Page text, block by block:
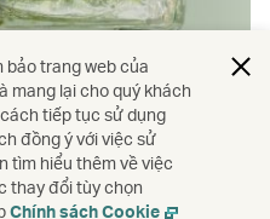
đối tác được tuyển
trình của quý
bảo trang web của
mang lại cho quý khách
tiếp tục sử dụng
đồng ý với việc sử
tìm hiểu thêm về việc
thay đổi tùy chọn
Chính sách Cookie